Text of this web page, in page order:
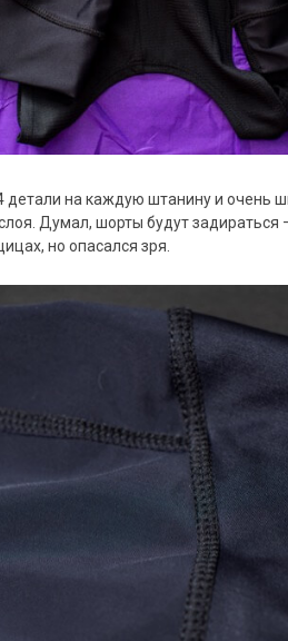
детали на каждую штанину и очень
Думал, шорты будут задираться
но опасался зря.